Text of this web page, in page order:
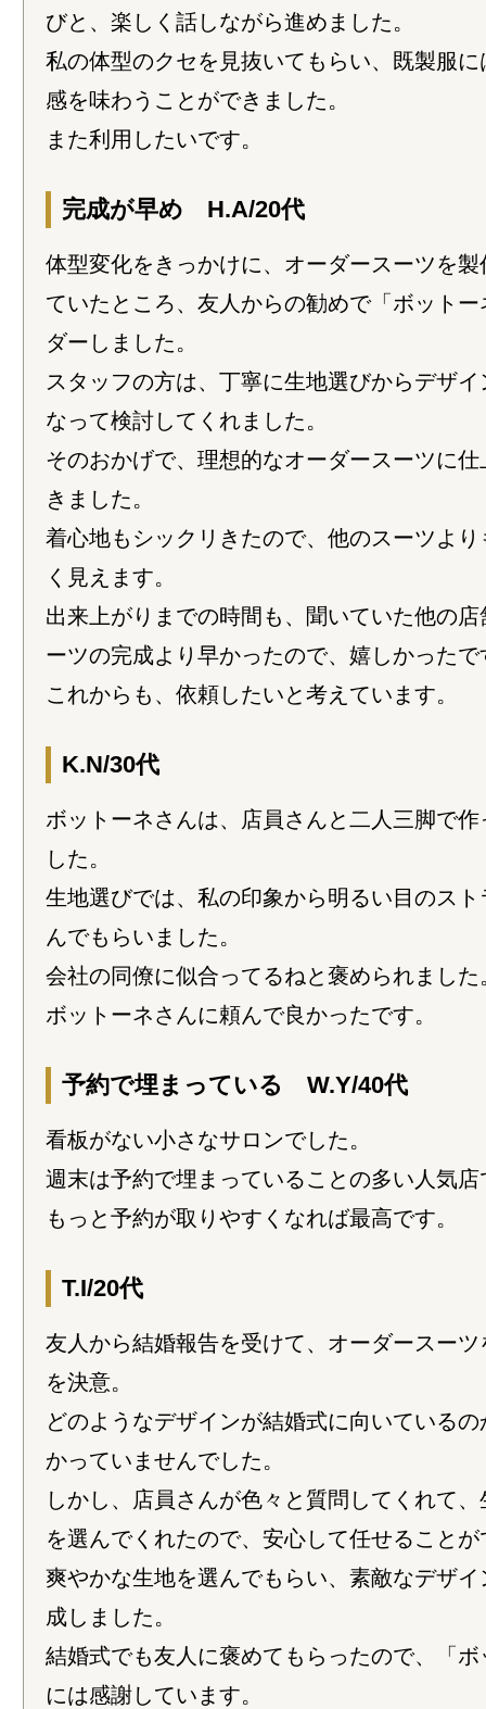
びと、楽しく話しながら進めました。
私の体型のクセを見抜いてもらい、既製服
感を味わうことができました。
また利用したいです。
完成が早め H.A/20代
体型変化をきっかけに、オーダースーツを
ていたところ、友人からの勧めで「ボット
ダーしました。
スタッフの方は、丁寧に生地選びからデザ
なって検討してくれました。
そのおかげで、理想的なオーダースーツに
きました。
着心地もシックリきたので、他のスーツよ
く見えます。
出来上がりまでの時間も、聞いていた他の
ーツの完成より早かったので、嬉しかったで
これからも、依頼したいと考えています。
K.N/30代
ボットーネさんは、店員さんと二人三脚で
した。
生地選びでは、私の印象から明るい目のス
んでもらいました。
会社の同僚に似合ってるねと褒められました
ボットーネさんに頼んで良かったです。
予約で埋まっている W.Y/40代
看板がない小さなサロンでした。
週末は予約で埋まっていることの多い人気店
もっと予約が取りやすくなれば最高です。
T.I/20代
友人から結婚報告を受けて、オーダースー
を決意。
どのようなデザインが結婚式に向いている
かっていませんでした。
しかし、店員さんが色々と質問してくれて
を選んでくれたので、安心して任せること
爽やかな生地を選んでもらい、素敵なデザ
成しました。
結婚式でも友人に褒めてもらったので、「
には感謝しています。